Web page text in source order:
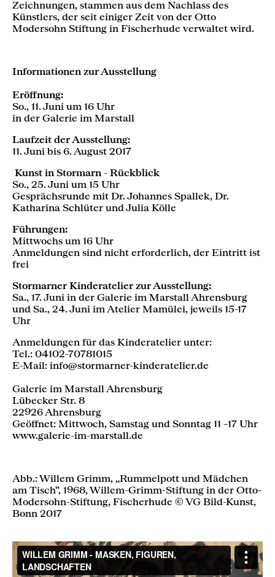
Zeichnungen, stammen aus dem Nachlass des
Künstlers, der seit einiger Zeit von der Otto
Modersohn Stiftung in Fischerhude verwaltet wird.
Informationen zur Ausstellung
Eröffnung:
So., 11. Juni um 16 Uhr
in der Galerie im Marstall
Laufzeit der Ausstellung:
11. Juni bis 6. August 2017
Kunst in Stormarn - Rückblick
So., 25. Juni um 15 Uhr
Gesprächsrunde mit Dr. Johannes Spallek, Dr.
Katharina Schlüter und Julia Kölle
Führungen:
Mittwochs um 16 Uhr
Anmeldungen sind nicht erforderlich, der Eintritt ist
frei
Stormarner Kinderatelier zur Ausstellung:
Sa., 17. Juni in der Galerie im Marstall Ahrensburg
und Sa., 24. Juni im Atelier Mamülei, jeweils 15-17
Uhr
Anmeldungen für das Kinderatelier unter:
Tel.: 04102-70781015
E-Mail: info@stormarner-kinderatelier.de
Galerie im Marstall Ahrensburg
Lübecker Str. 8
22926 Ahrensburg
Geöffnet: Mittwoch, Samstag und Sonntag 11 –17 Uhr
www.galerie-im-marstall.de
Abb.: Willem Grimm, „Rummelpott und Mädchen
am Tisch“, 1968, Willem-Grimm-Stiftung in der Otto-
Modersohn-Stiftung, Fischerhude © VG Bild-Kunst,
Bonn 2017
WILLEM GRIMM - MASKEN, FIGUREN,
LANDSCHAFTENfromSparkassen-Kulturst.
Stormarnon Vimeo